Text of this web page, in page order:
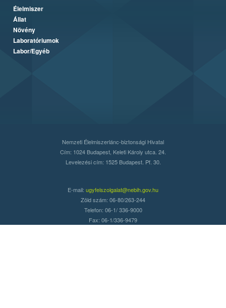
Élelmiszer
Állat
Növény
Laboratóriumok
Labor/Egyéb
Nemzeti Élelmiszerlánc-biztonsági Hivatal
Cím: 1024 Budapest, Keleti Károly utca. 24.
Levelezési cím: 1525 Budapest. Pf. 30.
E-mail: ugyfelszolgalat@nebih.gov.hu
Zöld szám: 06-80/263-244
Telefon: 06-1/ 336-9000
Fax: 06-1/336-9479